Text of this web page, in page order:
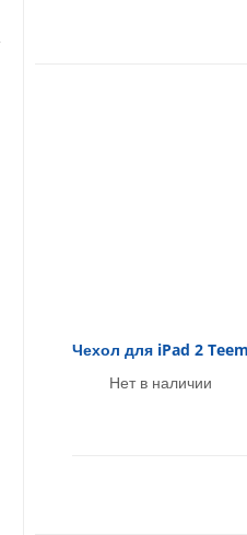
Чехол для iPad 2
Нет в наличии